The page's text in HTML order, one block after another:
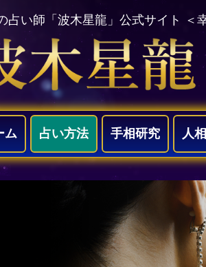
占い師「波木星龍」公式サイト ＜
ム 占い方法 手相研究 人